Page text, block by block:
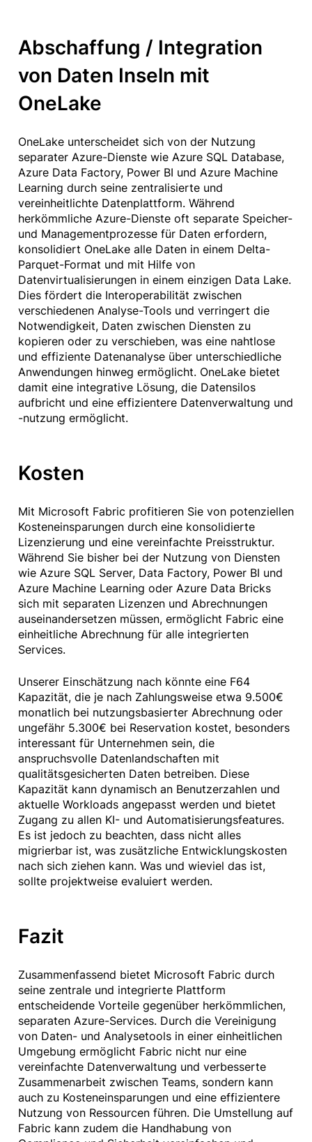
Abschaffung / Integration
von Daten Inseln mit
OneLake
OneLake unterscheidet sich von der Nutzung
separater Azure-Dienste wie Azure SQL Database,
Azure Data Factory, Power BI und Azure Machine
Learning durch seine zentralisierte und
vereinheitlichte Datenplattform. Während
herkömmliche Azure-Dienste oft separate Speicher-
und Managementprozesse für Daten erfordern,
konsolidiert OneLake alle Daten in einem Delta-
Parquet-Format und mit Hilfe von
Datenvirtualisierungen in einem einzigen Data Lake.
Dies fördert die Interoperabilität zwischen
verschiedenen Analyse-Tools und verringert die
Notwendigkeit, Daten zwischen Diensten zu
kopieren oder zu verschieben, was eine nahtlose
und effiziente Datenanalyse über unterschiedliche
Anwendungen hinweg ermöglicht. OneLake bietet
damit eine integrative Lösung, die Datensilos
aufbricht und eine effizientere Datenverwaltung und
-nutzung ermöglicht.
Kosten
Mit Microsoft Fabric profitieren Sie von potenziellen
Kosteneinsparungen durch eine konsolidierte
Lizenzierung und eine vereinfachte Preisstruktur.
Während Sie bisher bei der Nutzung von Diensten
wie Azure SQL Server, Data Factory, Power BI und
Azure Machine Learning oder Azure Data Bricks
sich mit separaten Lizenzen und Abrechnungen
auseinandersetzen müssen, ermöglicht Fabric eine
einheitliche Abrechnung für alle integrierten
Services.
Unserer Einschätzung nach könnte eine F64
Kapazität, die je nach Zahlungsweise etwa 9.500€
monatlich bei nutzungsbasierter Abrechnung oder
ungefähr 5.300€ bei Reservation kostet, besonders
interessant für Unternehmen sein, die
anspruchsvolle Datenlandschaften mit
qualitätsgesicherten Daten betreiben. Diese
Kapazität kann dynamisch an Benutzerzahlen und
aktuelle Workloads angepasst werden und bietet
Zugang zu allen KI- und Automatisierungsfeatures.
Es ist jedoch zu beachten, dass nicht alles
migrierbar ist, was zusätzliche Entwicklungskosten
nach sich ziehen kann. Was und wieviel das ist,
sollte projektweise evaluiert werden.
Fazit
Zusammenfassend bietet Microsoft Fabric durch
seine zentrale und integrierte Plattform
entscheidende Vorteile gegenüber herkömmlichen,
separaten Azure-Services. Durch die Vereinigung
von Daten- und Analysetools in einer einheitlichen
Umgebung ermöglicht Fabric nicht nur eine
vereinfachte Datenverwaltung und verbesserte
Zusammenarbeit zwischen Teams, sondern kann
auch zu Kosteneinsparungen und eine effizientere
Nutzung von Ressourcen führen. Die Umstellung auf
Fabric kann zudem die Handhabung von